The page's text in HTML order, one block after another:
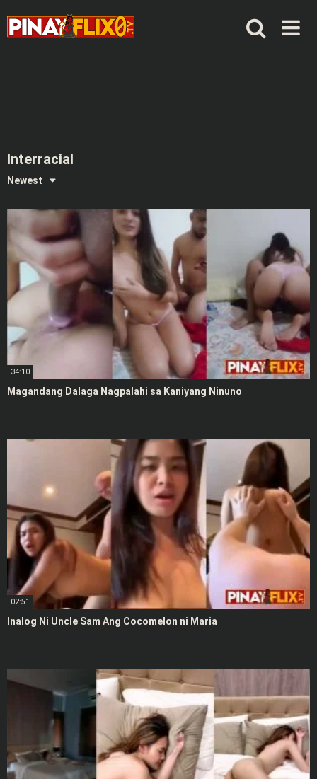
to
content
Interracial
Newest
34:10
Magandang Dalaga Nagpalahi sa Kaniyang Ninuno
02:51
Inalog Ni Uncle Sam Ang Cocomelon ni Maria